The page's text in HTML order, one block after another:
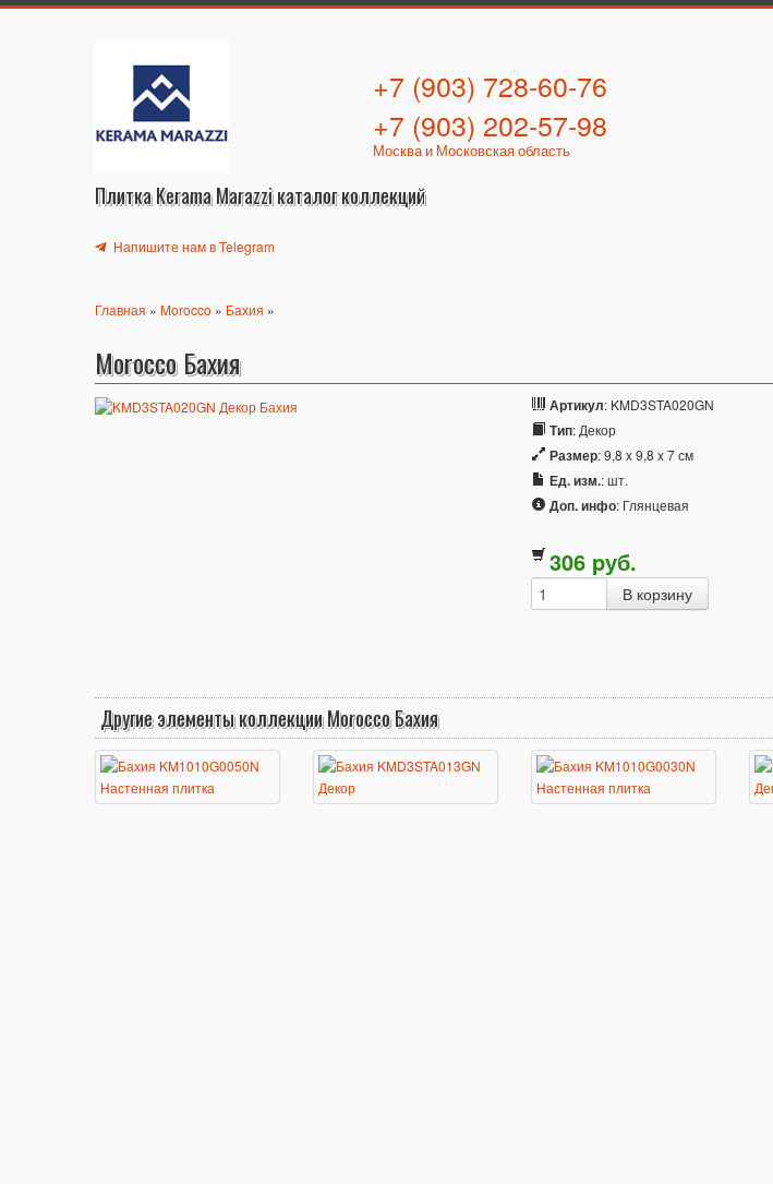
Плитка Kerama Marazzi каталог коллекций
+7 (903) 728-60-76
+7 (903) 202-57-98
Москва и Московская область
Напишите нам в Telegram
Главная » Morocco » Бахия »
Morocco Бахия
Артикул: KMD3STA020GN
Тип: Декор
Размер: 9,8 x 9,8 x 7 см
Ед. изм.: шт.
Доп. инфо: Глянцевая
306 pуб.
Другие элементы коллекции Morocco Бахия